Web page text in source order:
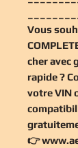
Vous
cheravec
rapide ?
votre VIN
👉